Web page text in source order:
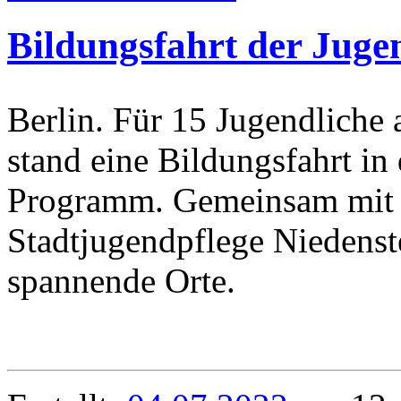
Bildungsfahrt der
Berlin. Für 15 Jugendliche
stand eine Bildungsfahrt in
Programm. Gemeinsam
Stadtjugendpflege
spannende Orte.